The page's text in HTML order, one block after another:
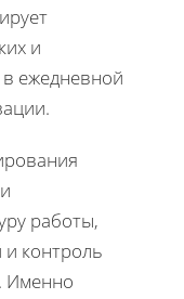
и
в ежедневной
работы,
и контроль
Именно